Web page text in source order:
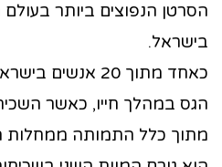
הסרטן הנפוצים ביותר
בישראל.
כאחד מתוך 20
הגס במהלך חייו, כאשר
מתוך כלל התמותה ממחלות